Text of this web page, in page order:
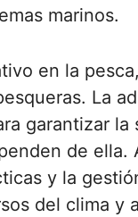
marinos.
en la
La
garantizar la
de ella.
y la
del clima y